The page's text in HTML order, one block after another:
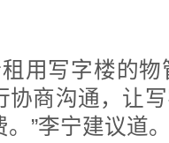
写字楼的物
协商沟通，让
”李宁建议道